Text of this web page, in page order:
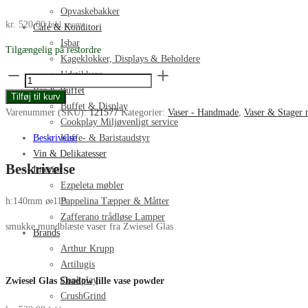
Opvaskebakker
Café & Konditori
Isbar
Kageklokker, Displays & Beholdere
Udstikkere
Bar & Buffet
Buffet & Display
Cookplay Miljøvenligt service
Kaffe- & Baristaudstyr
Vin & Delikatesser
Interiør
Ezpeleta møbler
Pappelina Tæpper & Måtter
Zafferano trådløse Lamper
Brands
Arthur Krupp
Artilugis
Cookplay
CrushGrind
kr. 520,00 Inkl. moms
Tilgængelig på restordre
Zwiesel
Glas
Shadow
vase
powder
antal
Tilføj til kurv
Varenummer (SKU):121577 Kategorier: Vaser - Handmade Vaser & Stager
Beskrivelse
Beskrivelse
h:140mm ø:119
smukke mundblæste vaser fra Zwiesel Glas
Zwiesel Glas Shadow lille vase powder